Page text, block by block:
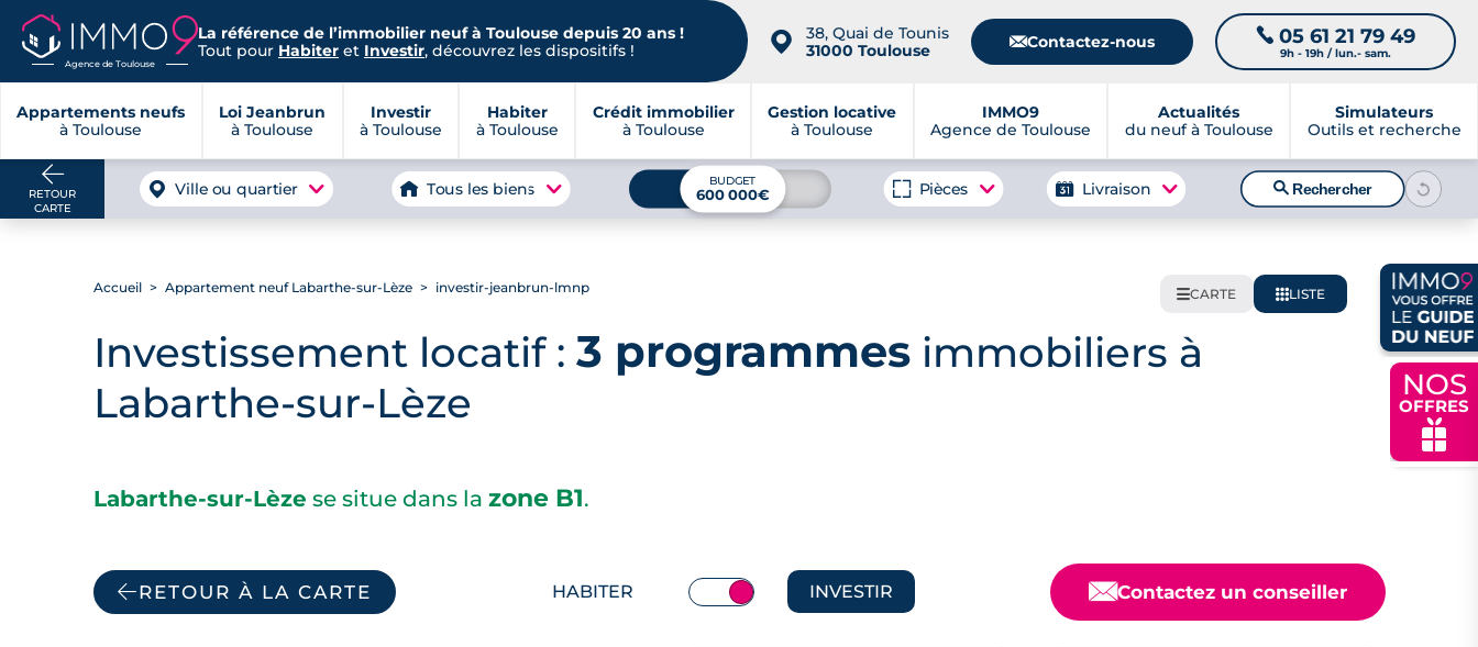
Agence de Toulouse
La référence de l’immobilier neuf à Toulouse depuis 20 ans !
Tout pour Habiter et Investir, découvrez les dispositifs ! 📍
38, Quai de Tounis
31000 Toulouse
📧Contactez-nous 📞 05 61 21 79 49
9h - 19h / lun.- sam.
Appartements neufs
à Toulouse
Loi Jeanbrun
à Toulouse
Investir
à Toulouse
Habiter
à Toulouse
Crédit immobilier
à Toulouse
Gestion locative
à Toulouse
IMMO9
Agence de Toulouse
Actualités
du neuf à Toulouse
Simulateurs
Outils et recherche
NOS
OFFRES
🎁
RETOUR
CARTE
Ville ou quartier Tous les biens BUDGET
600 000€ Pièces Livraison 🔍Rechercher
🌍CARTE 📋LISTE
Accueil Appartement neuf Labarthe-sur-Lèze investir-jeanbrun-lmnp
Investissement locatif : 3 programmesimmobiliers à
Labarthe-sur-Lèze
Labarthe-sur-Lèze se situe dans la zone B1.
RETOUR À LA CARTE HABITER INVESTIR 📧Contactez un conseiller